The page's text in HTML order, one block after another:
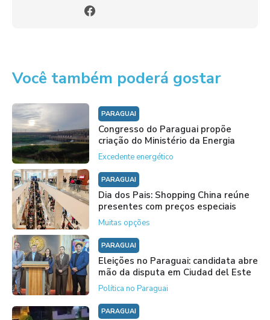
Você também poderá gostar
PARAGUAI
Congresso do Paraguai propõe
criação do Ministério da Energia
Excedente energético
PARAGUAI
Dia dos Pais: Shopping China reúne
presentes com preços especiais
Muitas opções
PARAGUAI
Eleições no Paraguai: candidata abre
mão da disputa em Ciudad del Este
Política no Paraguai
PARAGUAI